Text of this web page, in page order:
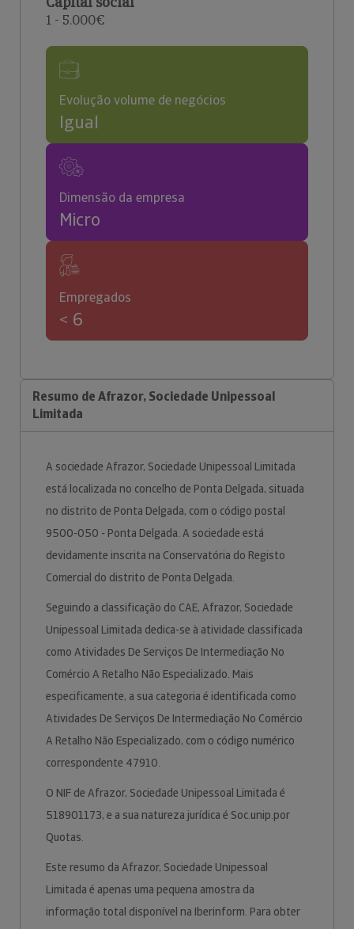
1 - 5.000€
Evolução volume de negócios
Igual
Dimensão da empresa
Micro
Empregados
< 6
Resumo de Afrazor, Sociedade Unipessoal
Limitada
A sociedade Afrazor, Sociedade Unipessoal Limitada
está localizada no concelho de Ponta Delgada, situada
no distrito de Ponta Delgada, com o código postal
9500-050 - Ponta Delgada. A sociedade está
devidamente inscrita na Conservatória do Registo
Comercial do distrito de Ponta Delgada.
Seguindo a classificação do CAE, Afrazor, Sociedade
Unipessoal Limitada dedica-se à atividade classificada
como Atividades De Serviços De Intermediação No
Comércio A Retalho Não Especializado. Mais
especificamente, a sua categoria é identificada como
Atividades De Serviços De Intermediação No Comércio
A Retalho Não Especializado, com o código numérico
correspondente 47910.
O NIF de Afrazor, Sociedade Unipessoal Limitada é
518901173, e a sua natureza jurídica é Soc.unip.por
Quotas.
Este resumo da Afrazor, Sociedade Unipessoal
Limitada é apenas uma pequena amostra da
informação total disponível na Iberinform. Para obter